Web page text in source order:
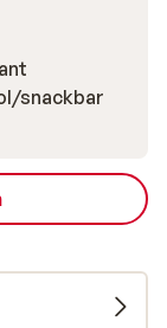
snackbar